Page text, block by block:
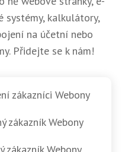
systémy, kalkulátory,
na účetní nebo
Přidejte se k nám!